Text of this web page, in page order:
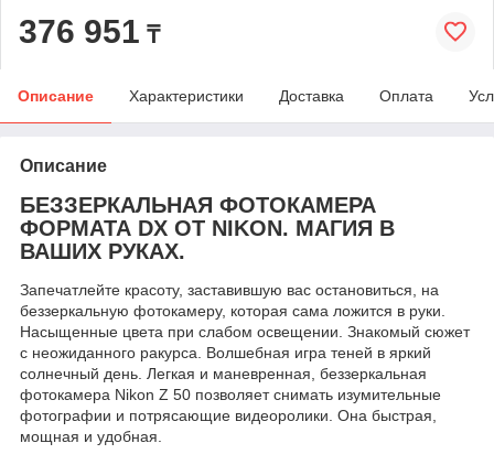
376 951 ₸
Описание Характеристики Доставка Оплата
Описание
БЕЗЗЕРКАЛЬНАЯ ФОТОКАМЕРА
ФОРМАТА DX ОТ NIKON. МАГИЯ В
ВАШИХ РУКАХ.
Запечатлейте красоту, заставившую вас остановиться, на
беззеркальную фотокамеру, которая сама ложится в руки.
Насыщенные цвета при слабом освещении. Знакомый сюжет
с неожиданного ракурса. Волшебная игра теней в яркий
солнечный день. Легкая и маневренная, беззеркальная
фотокамера Nikon Z 50 позволяет снимать изумительные
фотографии и потрясающие видеоролики. Она быстрая,
мощная и удобная.